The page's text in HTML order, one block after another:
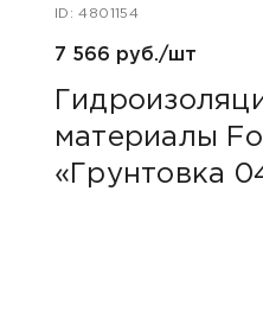
ID: 4801154
7 566 руб./шт
материалы
«Грунтовка